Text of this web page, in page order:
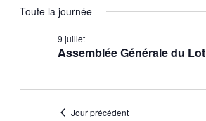
une
Toute la journée
Assemblée Générale du Lot
9 juillet
Jour précédent